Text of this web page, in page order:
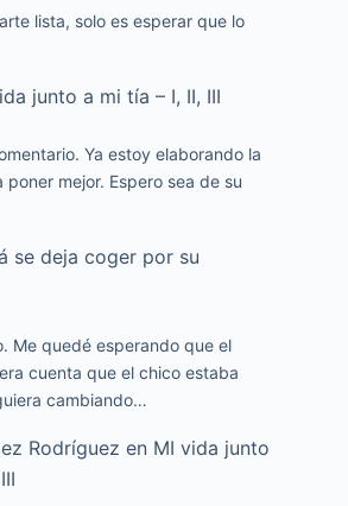
lista, solo es esperar que lo
junto a mi tía – I, II, III
Ya estoy elaborando la
mejor. Espero sea de su
se deja coger por su
Me quedé esperando que el
cuenta que el chico estaba
cambiando…
Rodríguez en MI vida junto